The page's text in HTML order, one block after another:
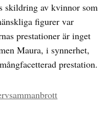
skildring av kvinnor som
figurer var
prestationer är inget
Maura, i synnerhet,
prestation.